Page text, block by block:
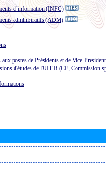
d´information (INFO)
administratifs (ADM)
aux postes de Présidents et de Vice-
d'études de l'UIT-R (CE, Commission